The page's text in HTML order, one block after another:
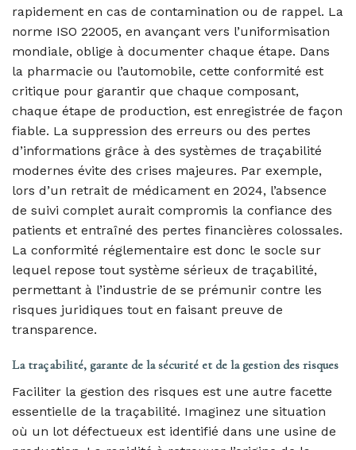
rapidement en cas de contamination ou de rappel. La
norme ISO 22005, en avançant vers l’uniformisation
mondiale, oblige à documenter chaque étape. Dans
la pharmacie ou l’automobile, cette conformité est
critique pour garantir que chaque composant,
chaque étape de production, est enregistrée de façon
fiable. La suppression des erreurs ou des pertes
d’informations grâce à des systèmes de traçabilité
modernes évite des crises majeures. Par exemple,
lors d’un retrait de médicament en 2024, l’absence
de suivi complet aurait compromis la confiance des
patients et entraîné des pertes financières colossales.
La conformité réglementaire est donc le socle sur
lequel repose tout système sérieux de traçabilité,
permettant à l’industrie de se prémunir contre les
risques juridiques tout en faisant preuve de
transparence.
La traçabilité, garante de la sécurité et de la gestion des risques
Faciliter la gestion des risques est une autre facette
essentielle de la traçabilité. Imaginez une situation
où un lot défectueux est identifié dans une usine de